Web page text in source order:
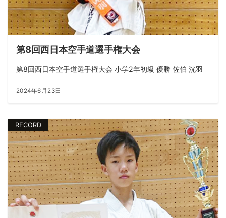
第8回西日本空手道選手権大会
第8回西日本空手道選手権大会 小学2年初級 優勝 佐伯 洸羽
2024年6月23日
RECORD